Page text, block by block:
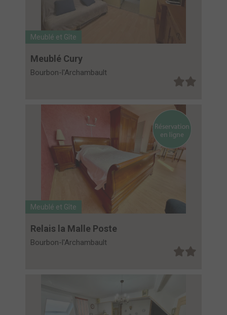
Meublé et Gîte
Meublé Cury
Bourbon-l'Archambault
Meublé et Gîte
Relais la Malle Poste
Bourbon-l'Archambault